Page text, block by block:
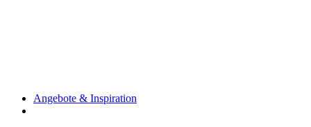
Angebote & Inspiration